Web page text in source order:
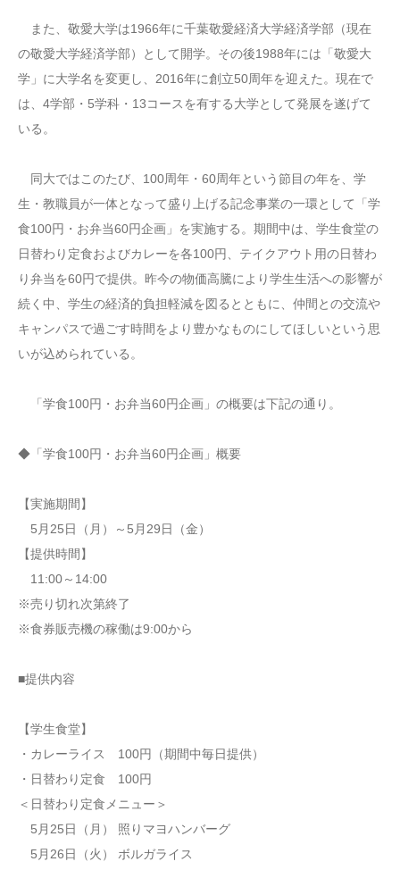
また、敬愛大学は1966年に千葉敬愛経済大学経済学部（現在
の敬愛大学経済学部）として開学。その後1988年には「敬愛大
学」に大学名を変更し、2016年に創立50周年を迎えた。現在で
は、4学部・5学科・13コースを有する大学として発展を遂げて
いる。
同大ではこのたび、100周年・60周年という節目の年を、学
生・教職員が一体となって盛り上げる記念事業の一環として「学
食100円・お弁当60円企画」を実施する。期間中は、学生食堂の
日替わり定食およびカレーを各100円、テイクアウト用の日替わ
り弁当を60円で提供。昨今の物価高騰により学生生活への影響が
続く中、学生の経済的負担軽減を図るとともに、仲間との交流や
キャンパスで過ごす時間をより豊かなものにしてほしいという思
いが込められている。
「学食100円・お弁当60円企画」の概要は下記の通り。
◆「学食100円・お弁当60円企画」概要
【実施期間】
5月25日（月）～5月29日（金）
【提供時間】
11:00～14:00
※売り切れ次第終了
※食券販売機の稼働は9:00から
■提供内容
【学生食堂】
・カレーライス 100円（期間中毎日提供）
・日替わり定食 100円
＜日替わり定食メニュー＞
5月25日（月） 照りマヨハンバーグ
5月26日（火） ボルガライス